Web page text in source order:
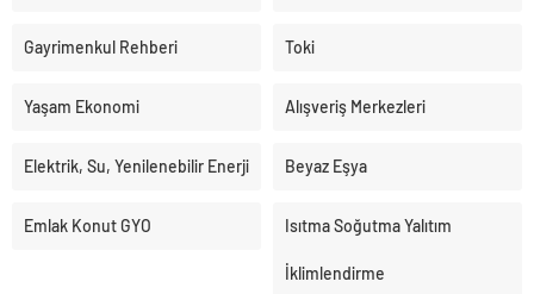
Gayrimenkul Rehberi Toki
Yaşam Ekonomi Alışveriş Merkezleri
Elektrik, Su, Yenilenebilir Enerji Beyaz Eşya
Emlak Konut GYO Isıtma Soğutma Yalıtım
İklimlendirme